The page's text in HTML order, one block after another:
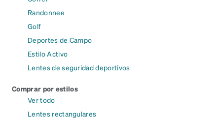
Randonnee
Golf
Deportes de Campo
Estilo Activo
Lentes de seguridad deportivos
Comprar por estilos
Ver todo
Lentes rectangulares